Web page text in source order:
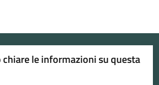
chiare le informazioni su questa